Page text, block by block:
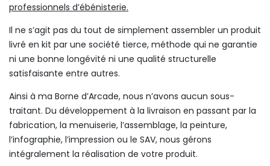
professionnels d’ébénisterie.
Il ne s’agit pas du tout de simplement assembler un produit
livré en kit par une société tierce, méthode qui ne garantie
ni une bonne longévité ni une qualité structurelle
satisfaisante entre autres.
Ainsi à ma Borne d’Arcade, nous n’avons aucun sous-
traitant. Du développement à la livraison en passant par la
fabrication, la menuiserie, l’assemblage, la peinture,
l’infographie, l’impression ou le SAV, nous gérons
intégralement la réalisation de votre produit.